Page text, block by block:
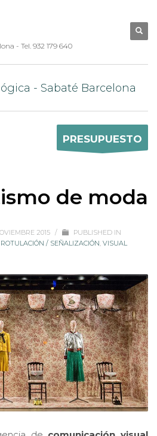
- Tel. 932 179 640
PRESUPUESTO
de moda
2015 /
PUBLISHED IN
ROTULACIÓN / SEÑALIZACIÓN, VISUAL